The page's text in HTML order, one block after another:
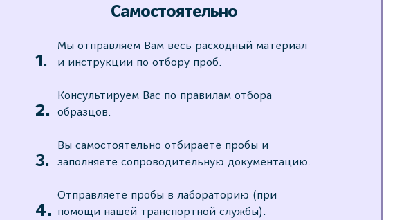
Самостоятельно
Мы отправляем Вам весь расходный материал
и инструкции по отбору проб.
Консультируем Вас по правилам отбора
образцов.
Вы самостоятельно отбираете пробы и
заполняете сопроводительную документацию.
Отправляете пробы в лабораторию (при
помощи нашей транспортной службы).